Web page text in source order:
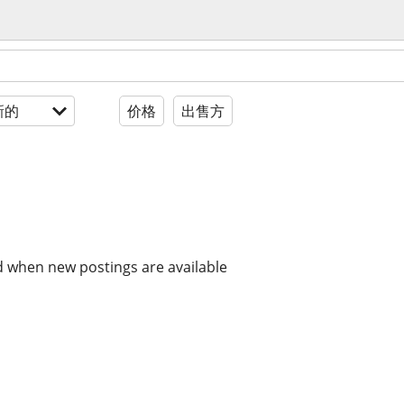
的 价格 出售方
new postings are available